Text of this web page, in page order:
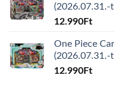
(2026.07.31.-
12.990Ft
One Piece
(2026.07.31.-
12.990Ft